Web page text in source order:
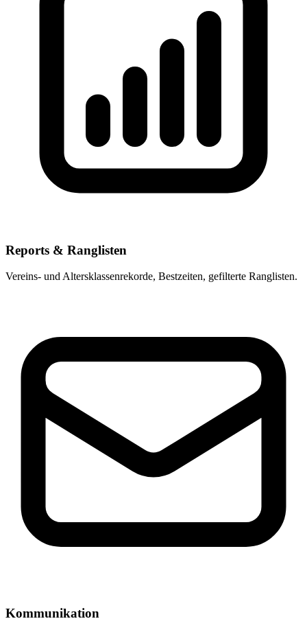
Reports & Ranglisten
Vereins- und Altersklassenrekorde, Bestzeiten, gefilterte Ranglisten.
Kommunikation